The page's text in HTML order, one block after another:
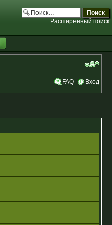
Расширенный поиск
FAQ Вход